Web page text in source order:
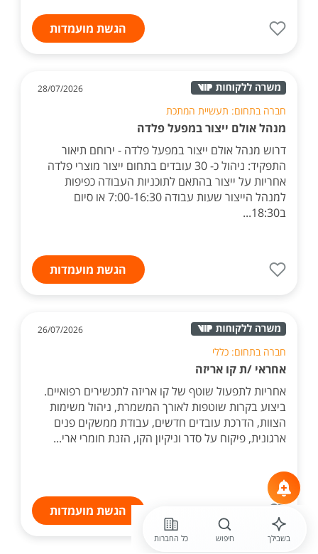
הגשת מועמדות
28/07/2026
חברה בתחום: תעשיית המתכת
מנהל אולם ייצור במפעל פלדה
דרוש מנהל אולם ייצור במפעל פלדה - ירוחם תיאור
התפקיד: ניהול כ- 30 עובדים בתחום ייצור מוצרי פלדה
אחריות על ייצור בהתאם לתוכניות העבודה כפיפות
למנהל הייצור שעות עבודה 7:00-16:30 או סיום
ב18:30...
הגשת מועמדות
26/07/2026
חברה בתחום: כללי
אחראי /ת קו אריזה
אחריות לתפעול שוטף של קו אריזה לתכשירים רפואיים.
ביצוע בקרות שוטפות לאורך המשמרת, ניהול משימות
הצוות, הדרכת עובדים חדשים, עבודת ממשקים פנים
ארגונית, פיקוח על סדר וניקיון הקו, הזנת חומרי ארי...
הגשת מועמדות
בשבילך חיפוש כל החברות